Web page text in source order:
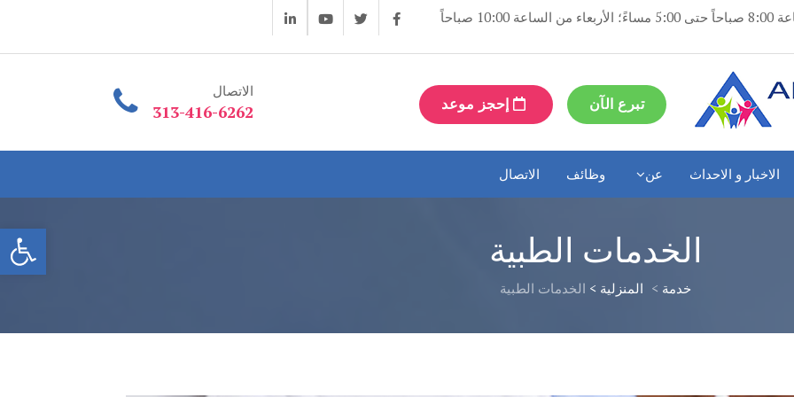
مفتوح: أيام الإثنين والثلاثاء والخميس والجمعة من الساعة 8:00 صباحاً حتى 5:00 مساءً؛ الأربعاء من الساعة 10:00 صباحاً
الاتصال
313-416-6262 تبرع الآن إحجز موعد
الاخبار و الاحداث عن وظائف الاتصال
الخدمات الطبية
خدمة > المنزلية > الخدمات الطبية